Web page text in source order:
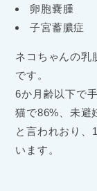
卵胞嚢腫
子宮蓄膿症
ネコちゃんの乳
です。
6か月齢以下で
猫で86%、未避
と言われおり、
います。